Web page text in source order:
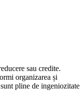
sau credite.
organizarea și
pline de ingeniozitate